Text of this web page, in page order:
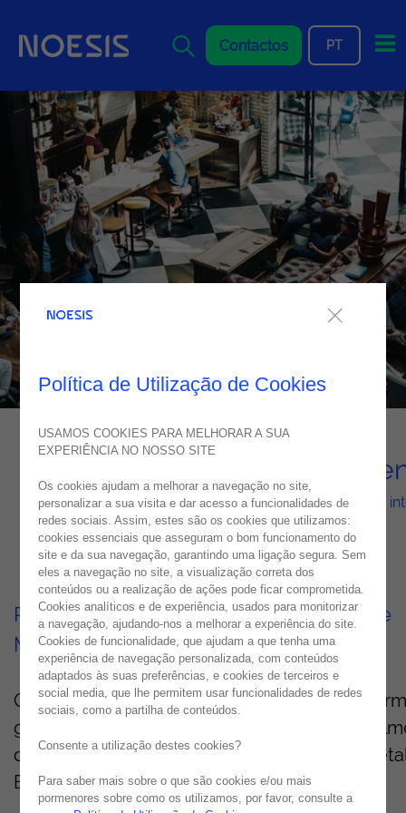
Contactos
PT
Virtual Queue
Organize os seus espaços e filas de espera de forma
Porquê escolher a solução Virtual Queue
Management
O Virtual Queue Management é uma
gestão de filas e tempos de espera,
desenvolvida para os setores do Turismo,
Espaços/Serviços Públicos.
Política de Utilização de Cookies
USAMOS COOKIES PARA MELHORAR A SUA
EXPERIÊNCIA NO NOSSO SITE
Os cookies ajudam a melhorar a navegação no site,
personalizar a sua visita e dar acesso a funcionalidades de
redes sociais. Assim, estes são os cookies que utilizamos:
cookies essenciais que asseguram o bom funcionamento do
site e da sua navegação, garantindo uma ligação segura. Sem
eles a navegação no site, a visualização correta dos
conteúdos ou a realização de ações pode ficar comprometida.
Cookies analíticos e de experiência, usados para monitorizar
a navegação, ajudando-nos a melhorar a experiência do site.
Cookies de funcionalidade, que ajudam a que tenha uma
experiência de navegação personalizada, com conteúdos
adaptados às suas preferências, e cookies de terceiros e
social media, que lhe permitem usar funcionalidades de redes
sociais, como a partilha de conteúdos.
Consente a utilização destes cookies?
Para saber mais sobre o que são cookies e/ou mais
pormenores sobre como os utilizamos, por favor, consulte a